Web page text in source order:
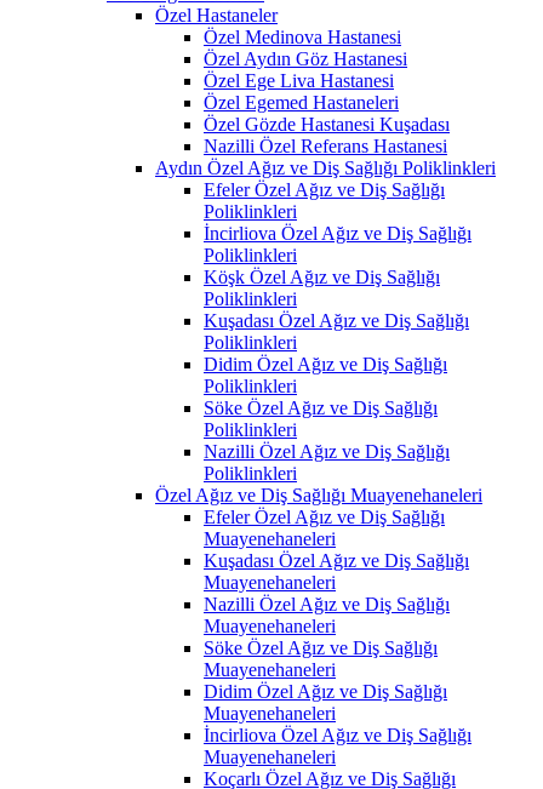
Özel Hastaneler
Özel Medinova Hastanesi
Özel Aydın Göz Hastanesi
Özel Ege Liva Hastanesi
Özel Egemed Hastaneleri
Özel Gözde Hastanesi Kuşadası
Nazilli Özel Referans Hastanesi
Aydın Özel Ağız ve Diş Sağlığı Poliklinkleri
Efeler Özel Ağız ve Diş Sağlığı
Poliklinkleri
İncirliova Özel Ağız ve Diş Sağlığı
Poliklinkleri
Köşk Özel Ağız ve Diş Sağlığı
Poliklinkleri
Kuşadası Özel Ağız ve Diş Sağlığı
Poliklinkleri
Didim Özel Ağız ve Diş Sağlığı
Poliklinkleri
Söke Özel Ağız ve Diş Sağlığı
Poliklinkleri
Nazilli Özel Ağız ve Diş Sağlığı
Poliklinkleri
Özel Ağız ve Diş Sağlığı Muayenehaneleri
Efeler Özel Ağız ve Diş Sağlığı
Muayenehaneleri
Kuşadası Özel Ağız ve Diş Sağlığı
Muayenehaneleri
Nazilli Özel Ağız ve Diş Sağlığı
Muayenehaneleri
Söke Özel Ağız ve Diş Sağlığı
Muayenehaneleri
Didim Özel Ağız ve Diş Sağlığı
Muayenehaneleri
İncirliova Özel Ağız ve Diş Sağlığı
Muayenehaneleri
Koçarlı Özel Ağız ve Diş Sağlığı